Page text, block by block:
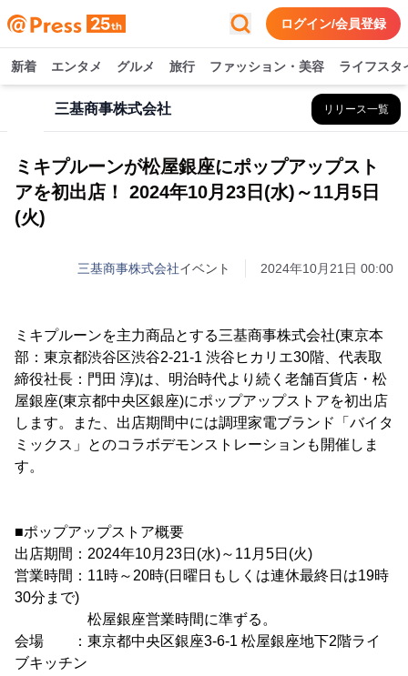
ログイン/会員登録
新着 エンタメ グルメ 旅行 ファッション・美容 ライフスタ
三基商事株式会社 リリース一覧
ミキプルーンが松屋銀座にポップアップスト
アを初出店！ 2024年10月23日(水)～11月5日
(火)
三基商事株式会社イベント 2024年10月21日 00:00
ミキプルーンを主力商品とする三基商事株式会社(東京本
部：東京都渋谷区渋谷2-21-1 渋谷ヒカリエ30階、代表取
締役社長：門田 淳)は、明治時代より続く老舗百貨店・松
屋銀座(東京都中央区銀座)にポップアップストアを初出店
します。また、出店期間中には調理家電ブランド「バイタ
ミックス」とのコラボデモンストレーションも開催しま
す。
■ポップアップストア概要
出店期間：2024年10月23日(水)～11月5日(火)
営業時間：11時～20時(日曜日もしくは連休最終日は19時
30分まで)
松屋銀座営業時間に準ずる。
会場 ：東京都中央区銀座3-6-1 松屋銀座地下2階ライ
ブキッチン